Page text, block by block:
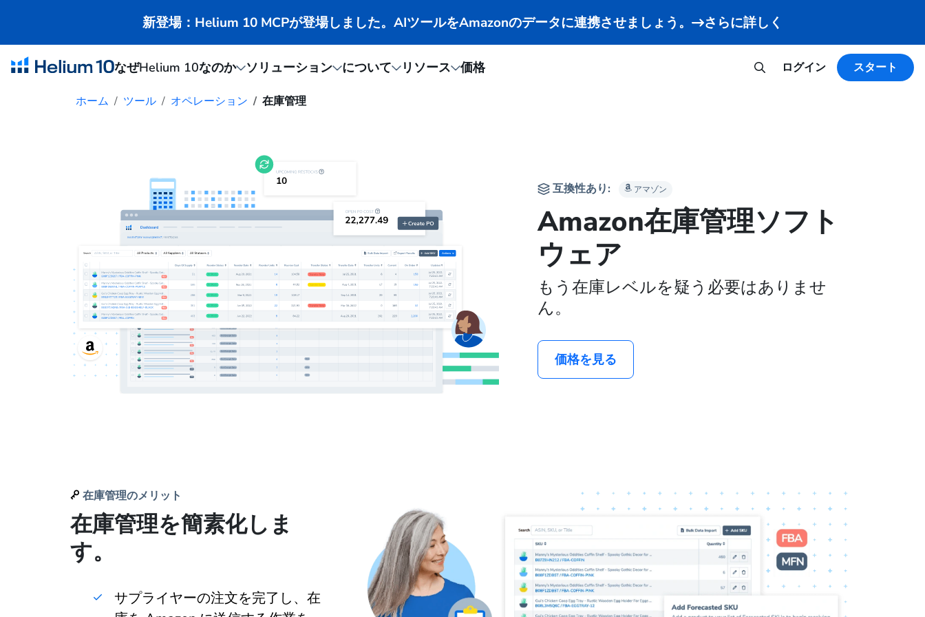
新登場：Helium 10 MCPが登場しました。AIツールをAmazonのデータに連携させましょう。 さらに詳しく
なぜHelium 10なのか ソリューション について リソース 価格 ログイン スタート
ホーム ツール オペレーション 在庫管理
互換性あり: アマゾン
Amazon在庫管理ソフト
ウェア
もう在庫レベルを疑う必要はありませ
ん。
価格を見る
在庫管理のメリット
在庫管理を簡素化しま
す。
サプライヤーの注文を完了し、在